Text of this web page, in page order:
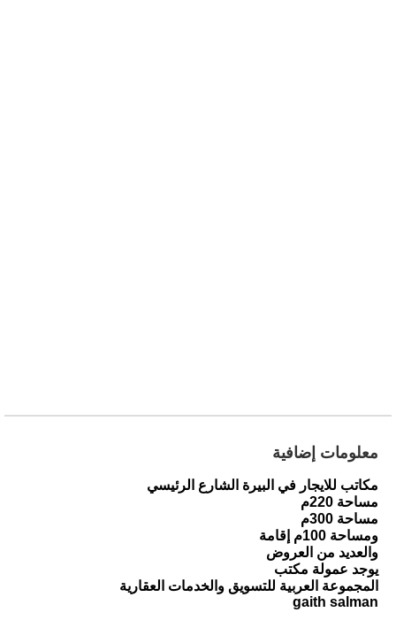
معلومات إضافية
مكاتب للايجار في البيرة الشارع الرئيسي
مساحة 220م
مساحة 300م
ومساحة 100م إقامة
والعديد من العروض
يوجد عمولة مكتب
المجموعة العربية للتسويق والخدمات العقارية
gaith salman